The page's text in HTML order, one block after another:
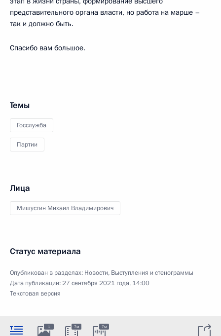
представительного органа власти, но работа на марше –
так и должно быть.
Спасибо вам большое.
Темы
Госслужба
Партии
Лица
Мишустин Михаил Владимирович
Статус материала
Опубликован в разделах: Новости, Выступления и стенограммы
Дата публикации:27 сентября 2021 года, 14:00
Текстовая версия
1 7м 7м